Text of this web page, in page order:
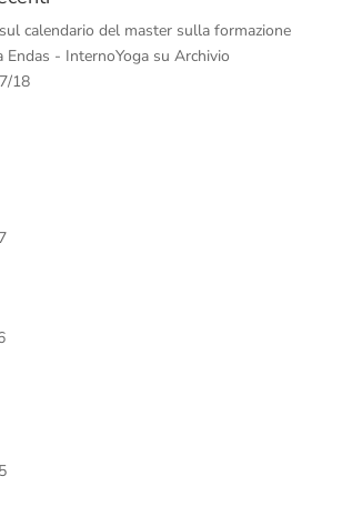
calendario del master sulla formazione
Endas - InternoYogasu Archivio
18